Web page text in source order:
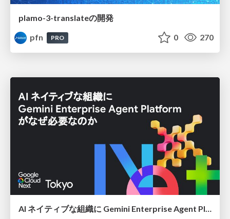
plamo-3-translateの開発
pfn
PRO 0 270